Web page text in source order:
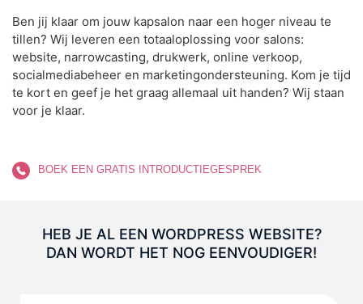
Ben jij klaar om jouw kapsalon naar een hoger niveau te
tillen? Wij leveren een totaaloplossing voor salons:
website, narrowcasting, drukwerk, online verkoop,
socialmediabeheer en marketingondersteuning. Kom je tijd
te kort en geef je het graag allemaal uit handen? Wij staan
voor je klaar.
BOEK EEN GRATIS INTRODUCTIEGESPREK
HEB JE AL EEN WORDPRESS WEBSITE?
DAN WORDT HET NOG EENVOUDIGER!